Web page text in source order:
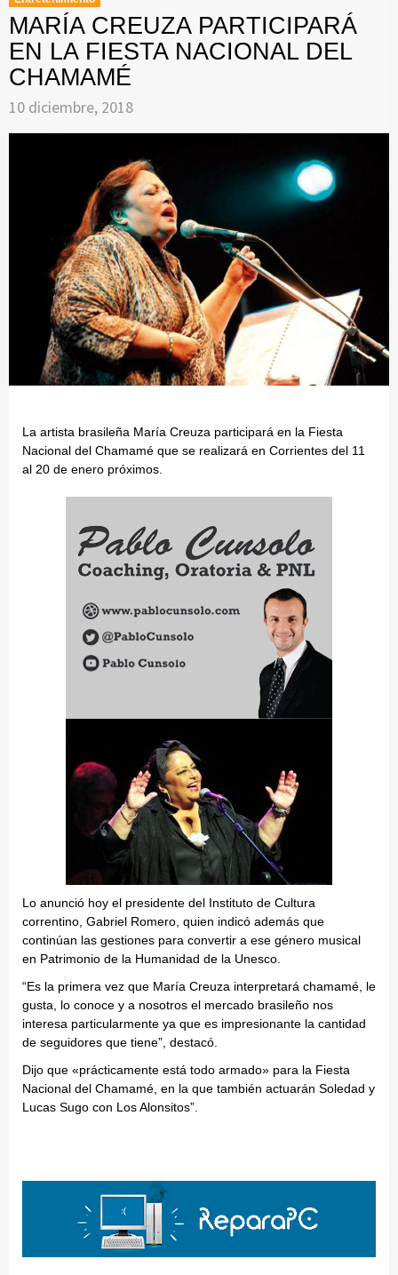
MARÍA CREUZA PARTICIPARÁ
EN LA FIESTA NACIONAL DEL
CHAMAMÉ
10 diciembre, 2018
La artista brasileña María Creuza participará en la Fiesta
Nacional del Chamamé que se realizará en Corrientes del 11
al 20 de enero próximos.
Lo anunció hoy el presidente del Instituto de Cultura
correntino, Gabriel Romero, quien indicó además que
continúan las gestiones para convertir a ese género musical
en Patrimonio de la Humanidad de la Unesco.
“Es la primera vez que María Creuza interpretará chamamé, le
gusta, lo conoce y a nosotros el mercado brasileño nos
interesa particularmente ya que es impresionante la cantidad
de seguidores que tiene”, destacó.
Dijo que «prácticamente está todo armado» para la Fiesta
Nacional del Chamamé, en la que también actuarán Soledad y
Lucas Sugo con Los Alonsitos”.